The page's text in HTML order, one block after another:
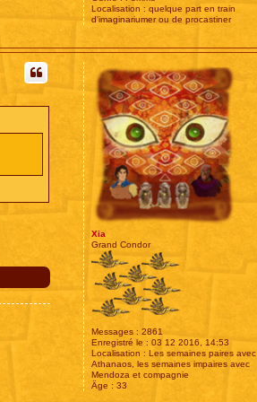
Localisation : quelque part en train
d'imaginariumer ou de procastiner
Xia
Grand Condor
Messages : 2861
Enregistré le : 03 12 2016, 14:53
Localisation : Les semaines paires avec
Athanaos, les semaines impaires avec
Mendoza et compagnie
Âge : 33